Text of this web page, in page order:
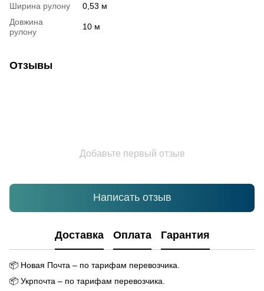
Ширина рулону
0,53 м
Довжина
рулону
10 м
Отзывы
Добавьте первый отзыв
Написать отзыв
Доставка Оплата Гарантия
📦 Новая Почта – по тарифам перевозчика.
📦 Укрпочта – по тарифам перевозчика.